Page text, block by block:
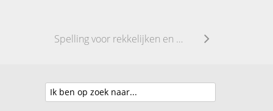
Spelling voor rekkelijken en preciezen